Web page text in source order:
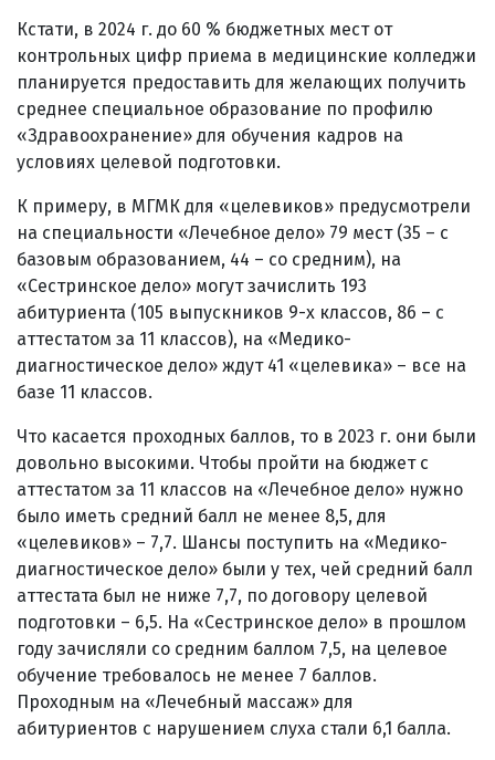
Кстати, в 2024 г. до 60 % бюджетных мест от
контрольных цифр приема в медицинские колледжи
планируется предоставить для желающих получить
среднее специальное образование по профилю
«Здравоохранение» для обучения кадров на
условиях целевой подготовки.
К примеру, в МГМК для «целевиков» предусмотрели
на специальности «Лечебное дело» 79 мест (35 – с
базовым образованием, 44 – со средним), на
«Сестринское дело» могут зачислить 193
абитуриента (105 выпускников 9-х классов, 86 – с
аттестатом за 11 классов), на «Медико-
диагностическое дело» ждут 41 «целевика» – все на
базе 11 классов.
Что касается проходных баллов, то в 2023 г. они были
довольно высокими. Чтобы пройти на бюджет с
аттестатом за 11 классов на «Лечебное дело» нужно
было иметь средний балл не менее 8,5, для
«целевиков» – 7,7. Шансы поступить на «Медико-
диагностическое дело» были у тех, чей средний балл
аттестата был не ниже 7,7, по договору целевой
подготовки – 6,5. На «Сестринское дело» в прошлом
году зачисляли со средним баллом 7,5, на целевое
обучение требовалось не менее 7 баллов.
Проходным на «Лечебный массаж» для
абитуриентов с нарушением слуха стали 6,1 балла.